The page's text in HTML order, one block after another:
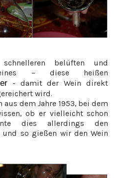
belüften und
– diese heißen
- damit der Wein direkt
wird.
dem Jahre 1953, bei dem
ob er vielleicht schon
dies allerdings den
so gießen wir den Wein